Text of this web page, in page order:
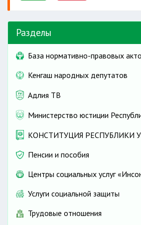
Разделы
База нормативно-правовых
Кенгаш народных депутатов
Адлия ТВ
Министерство юстиции
КОНСТИТУЦИЯ РЕСПУБЛИКИ
Пенсии и пособия
Центры социальных услуг
Услуги социальной защиты
Трудовые отношения